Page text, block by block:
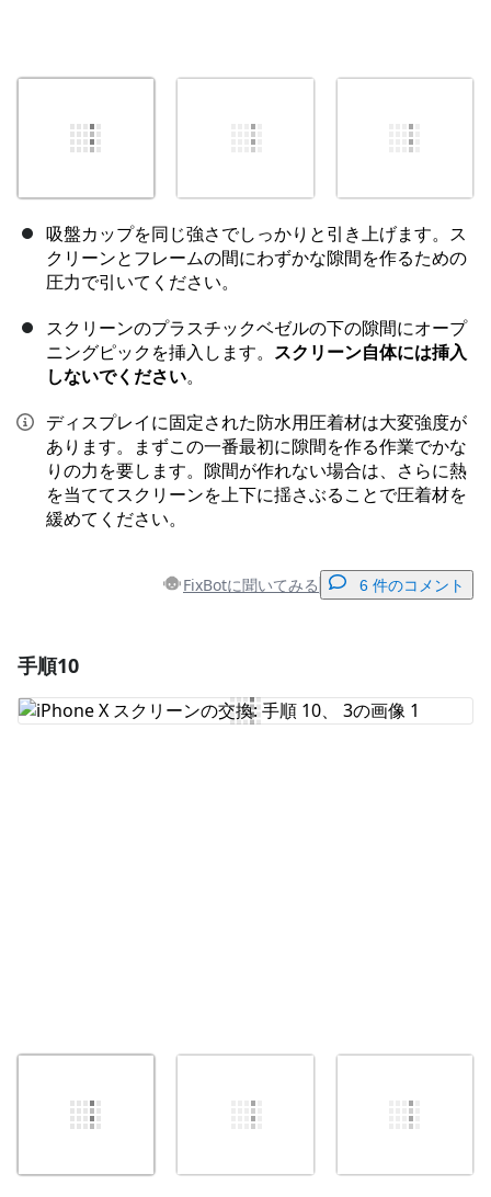
吸盤カップを同じ強さでしっかりと引き上げます。ス
クリーンとフレームの間にわずかな隙間を作るための
圧力で引いてください。
スクリーンのプラスチックベゼルの下の隙間にオープ
ニングピックを挿入します。 スクリーン自体には挿入
しないでください。
ディスプレイに固定された防水用圧着材は大変強度が
あります。まずこの一番最初に隙間を作る作業でかな
りの力を要します。隙間が作れない場合は、さらに熱
を当ててスクリーンを上下に揺さぶることで圧着材を
緩めてください。
FixBotに聞いてみる 6 件のコメント
コメントを追加
手順10